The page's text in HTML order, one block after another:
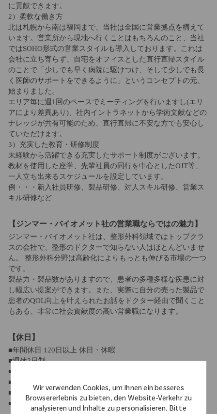
Wir verwenden Cookies, um Ihnen ein besseres
Browsererlebnis zu bieten, den Website-Verkehr zu
analysieren und Inhalte zu personalisieren. Bitte
に貢献できます。
2）柔軟な働き方
北は札幌から南は福岡まで、当社は全国に営業拠点を構えて
います。営業所から現地へ行くことはもちろんのこと、当社
ではSOHO形式の営業スタイルも導入しております。これは
会社に立ち寄らず、自宅をオフィスとした直行直帰スタイル
のことで「少しでも早く病院に駆けつけ、そして少しでも長
く医師のサポートをできるように」というコンセプトの元、
始まりました。
エリア毎に週1回のペースでミーティングを行いますし(エリ
アにより差異あり)、社内イントラネットから学術文献などの
ナレッジが共有可能のため、直行直帰に不安な方でも安心し
ていただけます。
3）充実した教育・研修制度
未経験から活躍できる充実したサポート制度がございます。
教材を使用した座学、先輩社員の同行を中心としたOJT等、
一人立ち出来るスケジュールを設定しています。
例・・・新入社員研修、製品研修、対人スキル研修、営業ス
キル研修など
【ジンマー・バイオメット社の営業職ならではの魅力】
ジンマー・バイオメット社は、整形外科領域ではトップクラ
スの会社で、整形のドクターで知らない人はほとんどいませ
ん。 整形外科分野は高齢化によりもっとも伸びる市場の一つ
です。
製品力・製品数がありますので、患者の多種多様な疾患に対
し幅広い提案ができます。また、実際に自分の売った製品で
患者のQOL向上を叶えられたお話をドクター経由で聞くこと
もある、非常に社会貢献度の高い営業職になります。
【休日】
■年間休日 120日以上 休日・休暇
■週休2日制
■祝日休み
■年末年始休暇
■有給休暇（10日～21日）
■産休・育休制度